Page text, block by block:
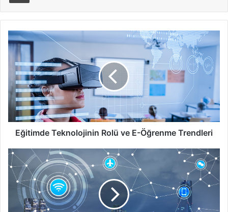
Eğitimde
Teknolojinin
Rolü
ve
Öğrenme
Trendleri
Eğitimde Teknolojinin Rolü ve E-Öğrenme Trendleri
Akıllı
Şehirler:
Teknoloji
Daha
Yaşanabilir